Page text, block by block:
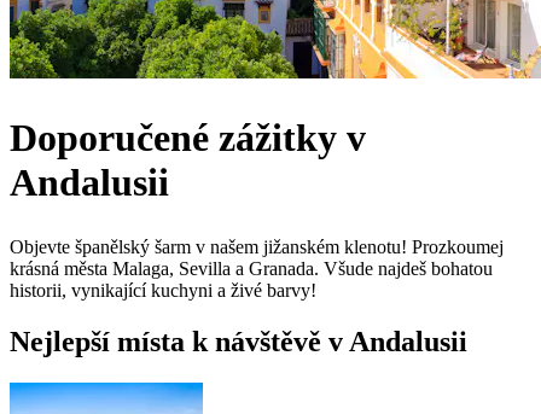
Doporučené zážitky v
Andalusii
Objevte španělský šarm v našem jižanském klenotu! Prozkoumej
krásná města Malaga, Sevilla a Granada. Všude najdeš bohatou
historii, vynikající kuchyni a živé barvy!
Nejlepší místa k návštěvě v Andalusii